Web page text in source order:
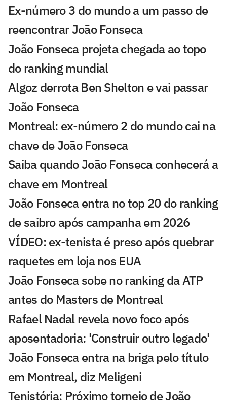
Ex-número 3 do mundo a um passo de
reencontrar João Fonseca
João Fonseca projeta chegada ao topo
do ranking mundial
Algoz derrota Ben Shelton e vai passar
João Fonseca
Montreal: ex-número 2 do mundo cai na
chave de João Fonseca
Saiba quando João Fonseca conhecerá a
chave em Montreal
João Fonseca entra no top 20 do ranking
de saibro após campanha em 2026
VÍDEO: ex-tenista é preso após quebrar
raquetes em loja nos EUA
João Fonseca sobe no ranking da ATP
antes do Masters de Montreal
Rafael Nadal revela novo foco após
aposentadoria: 'Construir outro legado'
João Fonseca entra na briga pelo título
em Montreal, diz Meligeni
Tenistória: Próximo torneio de João